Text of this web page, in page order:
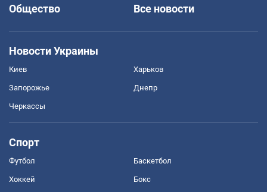
Общество
Все новости
Новости Украины
Киев Харьков
Запорожье Днепр
Черкассы
Спорт
Футбол Баскетбол
Хоккей Бокс